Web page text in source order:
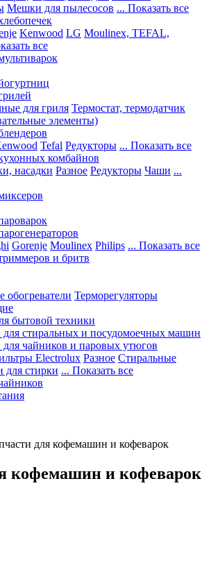
Мешки для пылесосов ... Показать все
Kenwood LG Moulinex, TEFAL,
все
для гриля Термостат, термодатчик
элементы)
Tefal Редукторы ... Показать все
комбайнов
насадки Разное Редукторы Чаши ...
Gorenje Moulinex Philips ... Показать все
и бритв
обогреватели Терморегуляторы
бытовой техники
стиральных и посудомоечных машин
чайников и паровых утюгов
Electrolux Разное Стиральные
для стирки ... Показать все
для кофемашин и кофеварок
кофемашин и кофеварок